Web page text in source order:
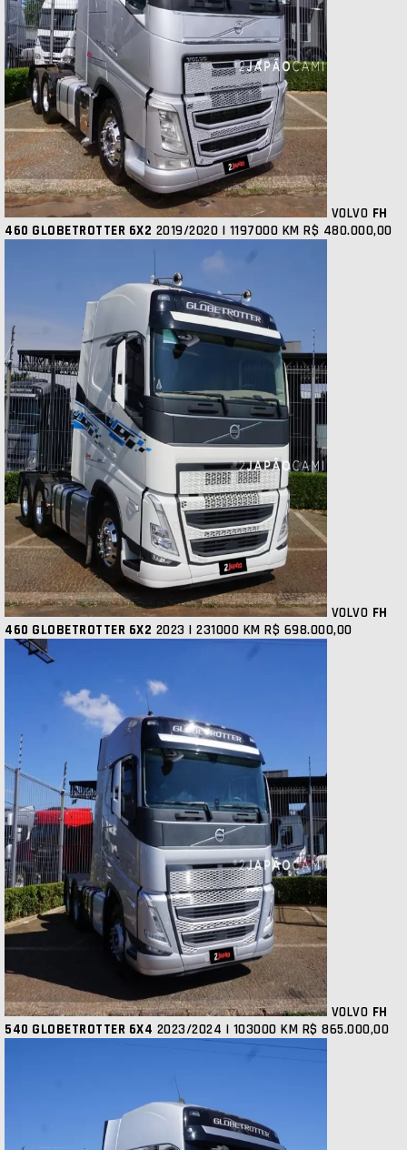
VOLVO FH
460 GLOBETROTTER 6X2 2019/2020 | 1197000 KM R$ 480.000,00
VOLVO FH
460 GLOBETROTTER 6X2 2023 | 231000 KM R$ 698.000,00
VOLVO FH
540 GLOBETROTTER 6X4 2023/2024 | 103000 KM R$ 865.000,00